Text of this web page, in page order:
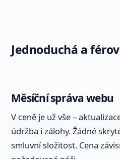
Jednoduchá a
Měsíční správa webu
V ceně je už vše –
údržba i zálohy. Žádné
smluvní složitost. Cena